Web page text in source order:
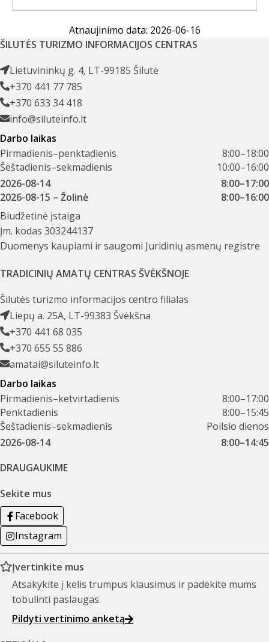
Atnaujinimo data: 2026-06-16
ŠILUTĖS TURIZMO INFORMACIJOS CENTRAS
Lietuvininkų g. 4, LT-99185 Šilutė
+370 441 77 785
+370 633 34 418
info@siluteinfo.lt
Darbo laikas
Pirmadienis–penktadienis
8:00–18:00
Šeštadienis–sekmadienis
10:00–16:00
2026-08-14
8:00–17:00
2026-08-15 – Žolinė
8:00–16:00
Biudžetinė įstaiga
Įm. kodas 303244137
Duomenys kaupiami ir saugomi Juridinių asmenų registre
TRADICINIŲ AMATŲ CENTRAS ŠVĖKŠNOJE
Šilutės turizmo informacijos centro filialas
Liepų a. 25A, LT-99383 Švėkšna
+370 441 68 035
+370 655 55 886
amatai@siluteinfo.lt
Darbo laikas
Pirmadienis–ketvirtadienis
8:00–17:00
Penktadienis
8:00–15:45
Šeštadienis–sekmadienis
Poilsio dienos
2026-08-14
8:00–14:45
DRAUGAUKIME
Sekite mus
Facebook
Instagram
Įvertinkite mus
Atsakykite į kelis trumpus klausimus ir padėkite mums
tobulinti paslaugas.
Pildyti vertinimo anketą